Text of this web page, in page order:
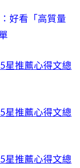
好看「高質量
星推薦心得文總
星推薦心得文總
星推薦心得文總